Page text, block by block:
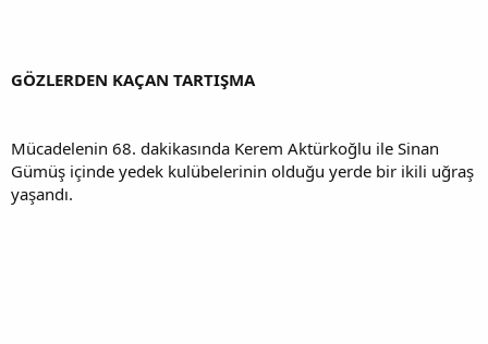
GÖZLERDEN KAÇAN TARTIŞMA
Mücadelenin 68. dakikasında Kerem Aktürkoğlu ile Sinan
Gümüş içinde yedek kulübelerinin olduğu yerde bir ikili uğraş
yaşandı.